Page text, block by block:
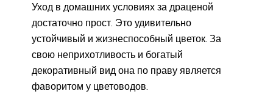
Уход в домашних условиях за драценой
достаточно прост. Это удивительно
устойчивый и жизнеспособный цветок. За
свою неприхотливость и богатый
декоративный вид она по праву является
фаворитом у цветоводов.